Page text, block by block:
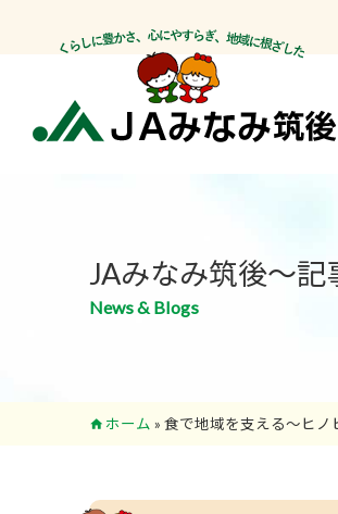
JAみなみ筑後～
News & Blogs
ホーム » 食で地域を支える～ヒノ